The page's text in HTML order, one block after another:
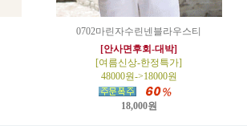
0702마린자수린넨블라우스티
[안사면후회-대박]
[여름신상-한정특가]
48000원->18000원
18,000원